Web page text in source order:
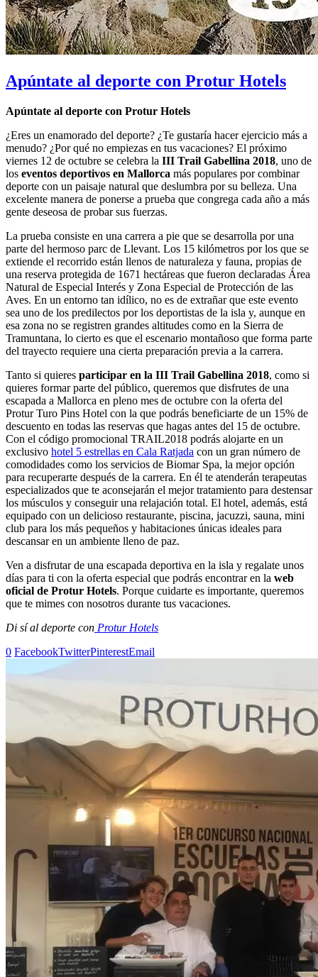
Apúntate al deporte con Protur Hotels
Apúntate al deporte con Protur Hotels
¿Eres un enamorado del deporte? ¿Te gustaría hacer ejercicio más a
menudo? ¿Por qué no empiezas en tus vacaciones? El próximo
viernes 12 de octubre se celebra la III Trail Gabellina 2018, uno de
los eventos deportivos en Mallorca más populares por combinar
deporte con un paisaje natural que deslumbra por su belleza. Una
excelente manera de ponerse a prueba que congrega cada año a más
gente deseosa de probar sus fuerzas.
La prueba consiste en una carrera a pie que se desarrolla por una
parte del hermoso parc de Llevant. Los 15 kilómetros por los que se
extiende el recorrido están llenos de naturaleza y fauna, propias de
una reserva protegida de 1671 hectáreas que fueron declaradas Área
Natural de Especial Interés y Zona Especial de Protección de las
Aves. En un entorno tan idílico, no es de extrañar que este evento
sea uno de los predilectos por los deportistas de la isla y, aunque en
esa zona no se registren grandes altitudes como en la Sierra de
Tramuntana, lo cierto es que el escenario montañoso que forma parte
del trayecto requiere una cierta preparación previa a la carrera.
Tanto si quieres participar en la III Trail Gabellina 2018, como si
quieres formar parte del público, queremos que disfrutes de una
escapada a Mallorca en pleno mes de octubre con la oferta del
Protur Turo Pins Hotel con la que podrás beneficiarte de un 15% de
descuento en todas las reservas que hagas antes del 15 de octubre.
Con el código promocional TRAIL2018 podrás alojarte en un
exclusivo hotel 5 estrellas en Cala Ratjada con un gran número de
comodidades como los servicios de Biomar Spa, la mejor opción
para recuperarte después de la carrera. En él te atenderán terapeutas
especializados que te aconsejarán el mejor tratamiento para destensar
los músculos y conseguir una relajación total. El hotel, además, está
equipado con un delicioso restaurante, piscina, jacuzzi, sauna, mini
club para los más pequeños y habitaciones únicas ideales para
descansar en un ambiente lleno de paz.
Ven a disfrutar de una escapada deportiva en la isla y regalate unos
días para ti con la oferta especial que podrás encontrar en la web
oficial de Protur Hotels. Porque cuidarte es importante, queremos
que te mimes con nosotros durante tus vacaciones.
Di sí al deporte con Protur Hotels
0 FacebookTwitterPinterestEmail